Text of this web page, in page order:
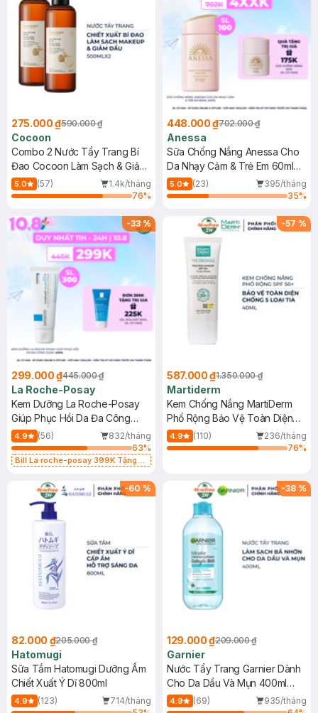
275.000 ₫590.000 ₫
Cocoon
Combo 2 Nước Tẩy Trang Bí
Đao Cocoon Làm Sạch & Giảm
Dầu 500ml
5.0 (57)
1.4k/tháng
76%
448.000 ₫702.000 ₫
Anessa
Sữa Chống Nắng Anessa Cho
Da Nhạy Cảm & Trẻ Em 60ml
(Mới)
5.0 (23)
395/tháng
35%
-33%
299.000 ₫445.000 ₫
La Roche-Posay
Kem Dưỡng La Roche-Posay
Giúp Phục Hồi Da Đa Công
Dụng 40ml
4.9 (56)
832/tháng
63%
Bill La roche-posay 399K Tặng
(SL có hạn)
-57 %
587.000 ₫1.350.000 ₫
Martiderm
Kem Chống Nắng MartiDerm
Phổ Rộng Bảo Vệ Toàn Diện
40ml
4.9 (110)
236/tháng
76%
-60 %
82.000 ₫205.000 ₫
Hatomugi
Sữa Tắm Hatomugi Dưỡng Ẩm
Chiết Xuất Ý Dĩ 800ml
4.9 (123)
714/tháng
-38 %
129.000 ₫209.000 ₫
Garnier
Nước Tẩy Trang Garnier Dành
Cho Da Dầu Và Mụn 400ml
(Mới)
4.9 (69)
935/tháng